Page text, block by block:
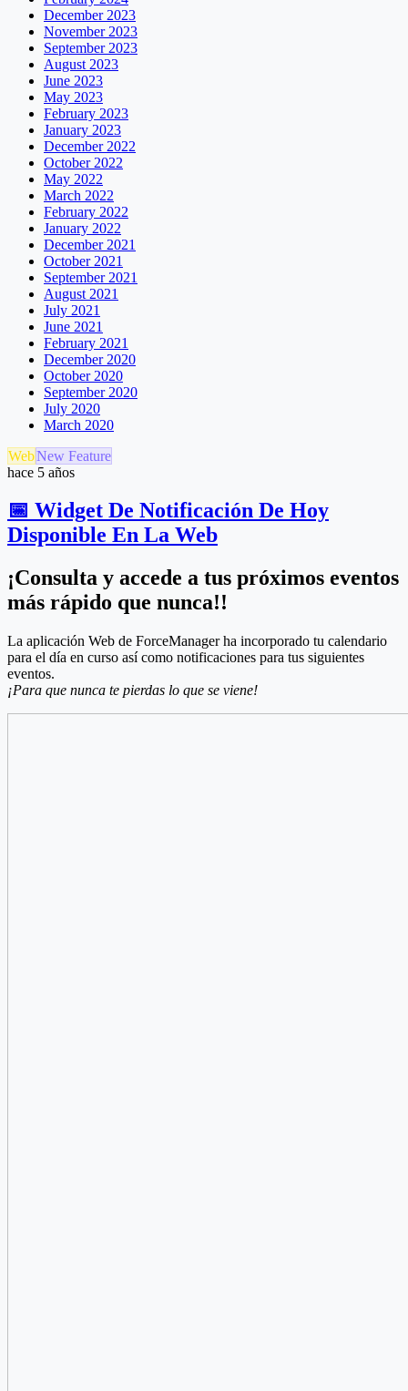
December 2023
November 2023
September 2023
August 2023
June 2023
May 2023
February 2023
January 2023
December 2022
October 2022
May 2022
March 2022
February 2022
January 2022
December 2021
October 2021
September 2021
August 2021
July 2021
June 2021
February 2021
December 2020
October 2020
September 2020
July 2020
March 2020
WebNew Feature
hace 5 años
📅 Widget De Notificación De Hoy
Disponible En La Web
¡Consulta y accede a tus próximos eventos
más rápido que nunca!!
La aplicación Web de ForceManager ha incorporado tu calendario
para el día en curso así como notificaciones para tus siguientes
eventos.
¡Para que nunca te pierdas lo que se viene!